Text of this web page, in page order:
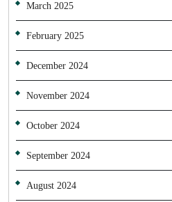
March 2025
February 2025
December 2024
November 2024
October 2024
September 2024
August 2024